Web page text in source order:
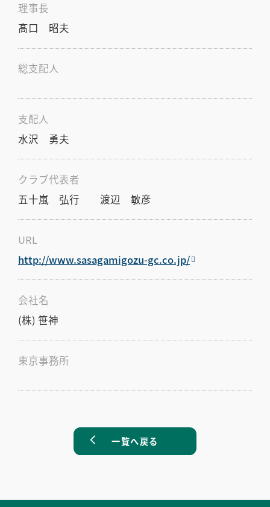
理事長
髙口 昭夫
総支配人
支配人
水沢 勇夫
クラブ代表者
五十嵐 弘行 渡辺 敏彦
URL
http://www.sasagamigozu-gc.co.jp/
会社名
(株) 笹神
東京事務所
一覧へ戻る